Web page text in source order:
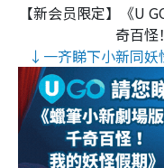
【新会员限定】《U
奇百怪
↓一齐睇下小新同